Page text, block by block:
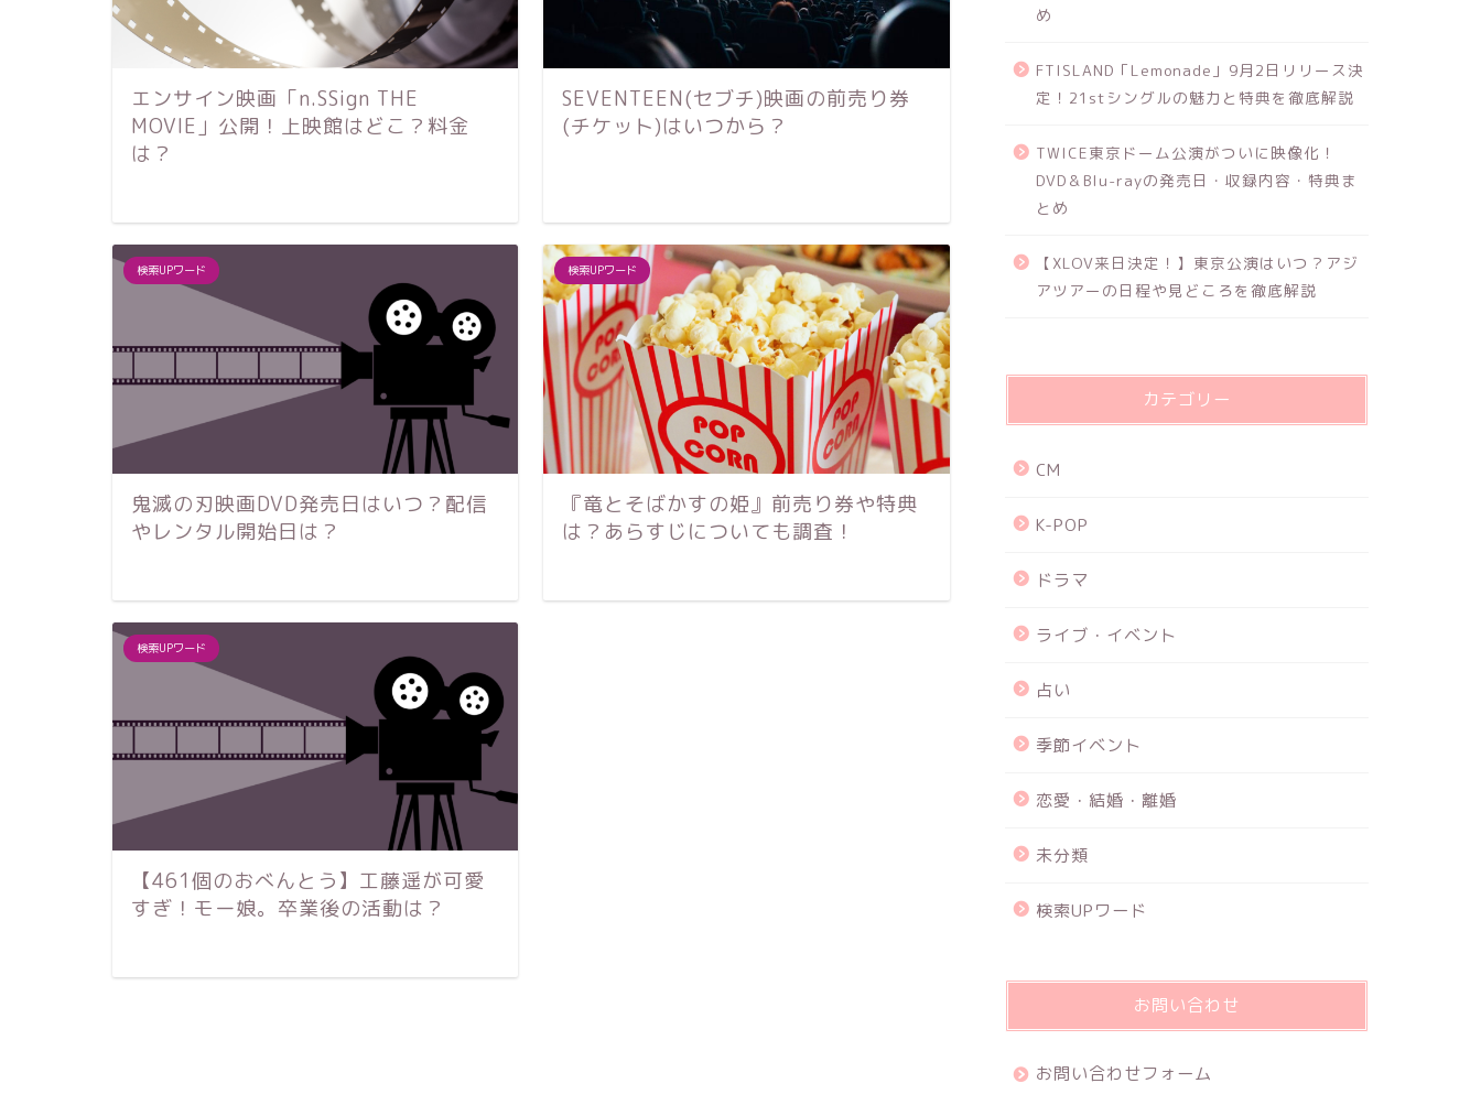
エンサイン映画「n.SSign THE
MOVIE」公開！上映館はどこ？料金
は？
SEVENTEEN(セブチ)映画の前売り券
(チケット)はいつから？
検索UPワード
鬼滅の刃映画DVD発売日はいつ？配信
やレンタル開始日は？
検索UPワード
『竜とそばかすの姫』前売り券や特典
は？あらすじについても調査！
検索UPワード
【461個のおべんとう】工藤遥が可愛
すぎ！モー娘。卒業後の活動は？
め
FTISLAND「Lemonade」9月2日リリース決
定！21stシングルの魅力と特典を徹底解説
TWICE東京ドーム公演がついに映像化！
DVD＆Blu-rayの発売日・収録内容・特典ま
とめ
【XLOV来日決定！】東京公演はいつ？アジ
アツアーの日程や見どころを徹底解説
カテゴリー
CM
K-POP
ドラマ
ライブ・イベント
占い
季節イベント
恋愛・結婚・離婚
未分類
検索UPワード
お問い合わせ
お問い合わせフォーム